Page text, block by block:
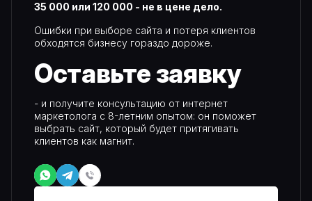
35 000 или 120 000 - не в цене дело.
Ошибки при выборе сайта и потеря клиентов
обходятся бизнесу гораздо дороже.
Оставьте заявку
- и получите консультацию от интернет
маркетолога с 8-летним опытом: он поможет
выбрать сайт, который будет притягивать
клиентов как магнит.